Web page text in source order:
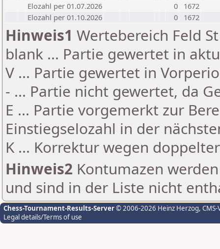
Elozahl per 01.07.2026
0
1672
Elozahl per 01.10.2026
0 1672
Hinweis1 Wertebereich Feld
blank ... Partie gewertet in
V ... Partie gewertet in
- ... Partie nicht gewertet, da
E ... Partie vorgemerkt zur
Einstiegselozahl in der
K ... Korrektur wegen
Hinweis2 Kontumazen
und sind in der Liste nicht
Chess-Tournament-Results-Server© 2006-2026 Heinz Herzog,
Legal details/Terms of use